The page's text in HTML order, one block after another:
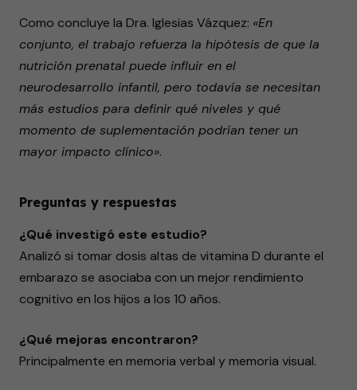
Como concluye la Dra. Iglesias Vázquez: «En
conjunto, el trabajo refuerza la hipótesis de que la
nutrición prenatal puede influir en el
neurodesarrollo infantil, pero todavía se necesitan
más estudios para definir qué niveles y qué
momento de suplementación podrían tener un
mayor impacto clínico».
Preguntas y respuestas
¿Qué investigó este estudio?
Analizó si tomar dosis altas de vitamina D durante el
embarazo se asociaba con un mejor rendimiento
cognitivo en los hijos a los 10 años.
¿Qué mejoras encontraron?
Principalmente en memoria verbal y memoria visual.